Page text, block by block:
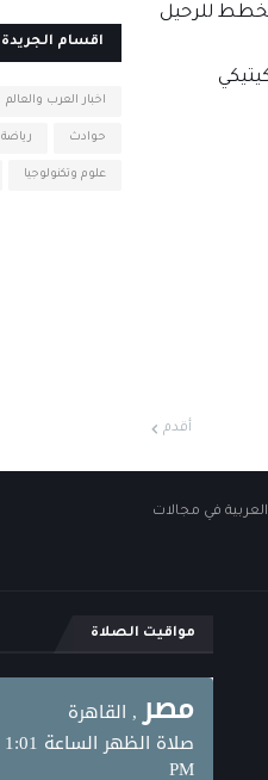
يخطط للرحيل
أقدم
اقسام الجريدة
اخبار العرب والعالم
حوادث رياضة
علوم وتكنولوجيا
في مجالات
مواقيت الصلاة